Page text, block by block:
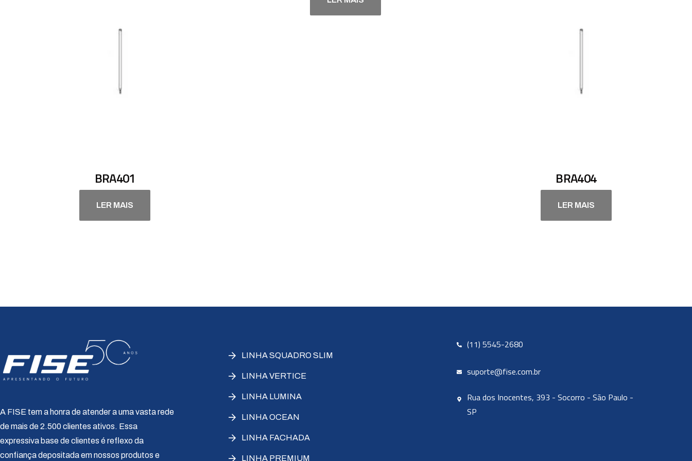
BRA401
LER MAIS
BRA404
LER MAIS
A FISE tem a honra de atender a uma vasta rede
de mais de 2.500 clientes ativos. Essa
expressiva base de clientes é reflexo da
confiança depositada em nossos produtos e
LINHA SQUADRO SLIM
LINHA VERTICE
LINHA LUMINA
LINHA OCEAN
LINHA FACHADA
LINHA PREMIUM
(11) 5545-2680
suporte@fise.com.br
Rua dos Inocentes, 393 - Socorro - São Paulo -
SP